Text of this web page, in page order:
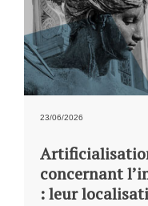
23/06/2026
concernant
: leur